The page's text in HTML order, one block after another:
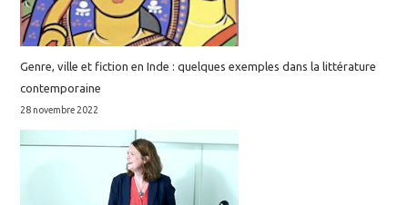
Genre, ville et fiction en Inde : quelques exemples dans la littérature
contemporaine
28 novembre 2022